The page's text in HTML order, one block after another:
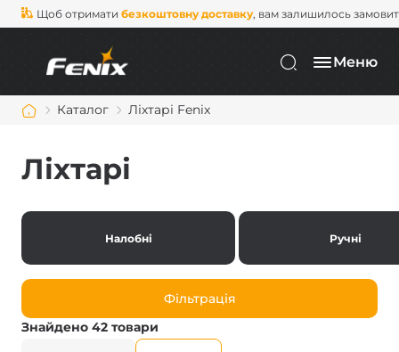
Щоб отримати безкоштовну доставку, вам залишилось
Меню
Каталог Ліхтарі Fenix
Ліхтарі
Налобні Ручні
Фільтрація
Знайдено 42 товари